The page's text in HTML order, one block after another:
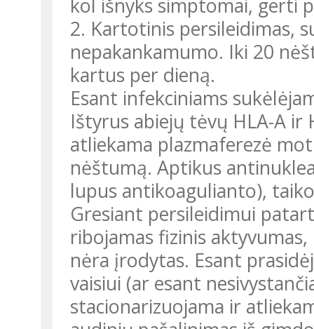
kol išnyks simptomai, gerti
2. Kartotinis persileidimas,
nepakankamumo. Iki 20
kartus per dieną.
Esant infekciniams
Ištyrus abiejų tėvų HLA-A ir
atliekama plazmaferezė
nėštumą. Aptikus
lupus antikoagulianto),
Gresiant persileidimui
ribojamas fizinis
nėra įrodytas. Esant
vaisiui (ar esant
stacionarizuojama ir